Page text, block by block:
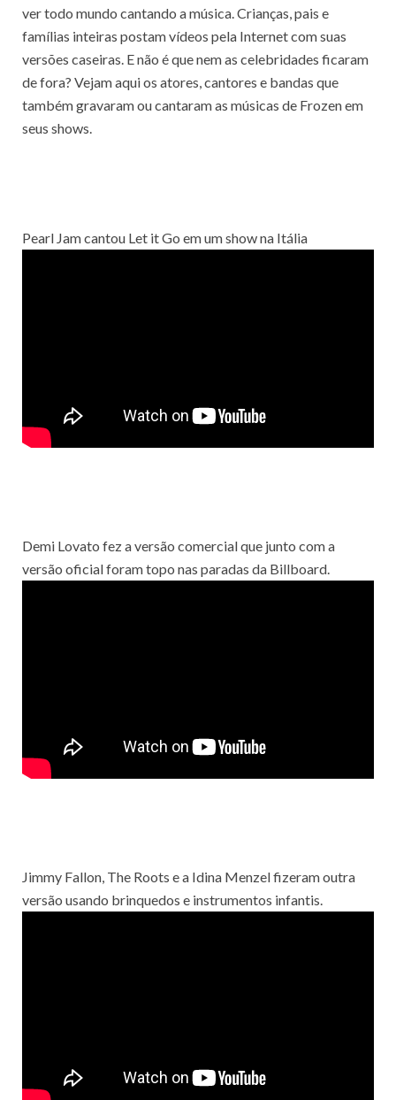
ver todo mundo cantando a música. Crianças, pais e
famílias inteiras postam vídeos pela Internet com suas
versões caseiras. E não é que nem as celebridades ficaram
de fora? Vejam aqui os atores, cantores e bandas que
também gravaram ou cantaram as músicas de Frozen em
seus shows.
Pearl Jam cantou Let it Go em um show na Itália
Demi Lovato fez a versão comercial que junto com a
versão oficial foram topo nas paradas da Billboard.
Jimmy Fallon, The Roots e a Idina Menzel fizeram outra
versão usando brinquedos e instrumentos infantis.